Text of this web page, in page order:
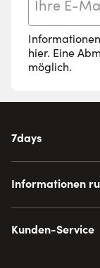
Hochwertige
sorgsame
wie Leder,
Produktion.
Birkenstock ist
Fußbett mit
gutes Fußklima
Naturmaterialien
hier. Eine
möglich.
7days
Informationen
Kunden-Service